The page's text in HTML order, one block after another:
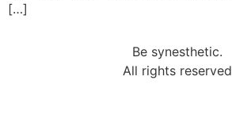
[…]
Be synesthetic.
All rights reserved